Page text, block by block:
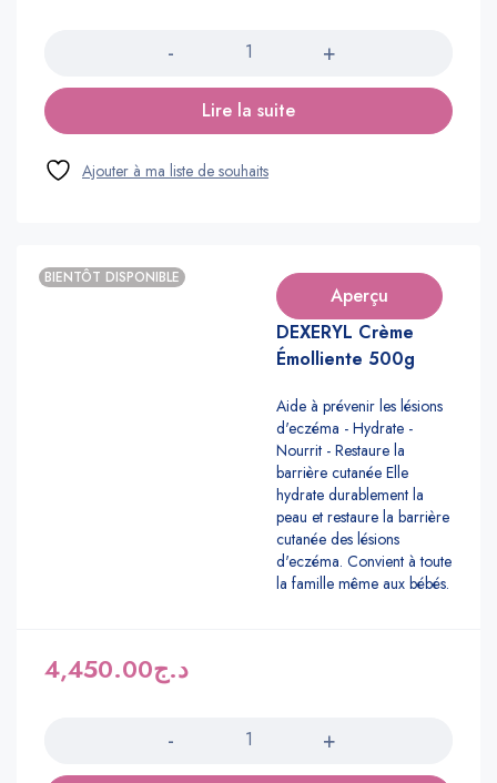
Lire la suite
BIENTÔT DISPONIBLE
Aperçu
DEXERYL Crème
Émolliente 500g
Aide à prévenir les lésions
d'eczéma - Hydrate -
Nourrit - Restaure la
barrière cutanée Elle
hydrate durablement la
peau et restaure la barrière
cutanée des lésions
d'eczéma. Convient à toute
la famille même aux bébés.
د.ج4,450.00